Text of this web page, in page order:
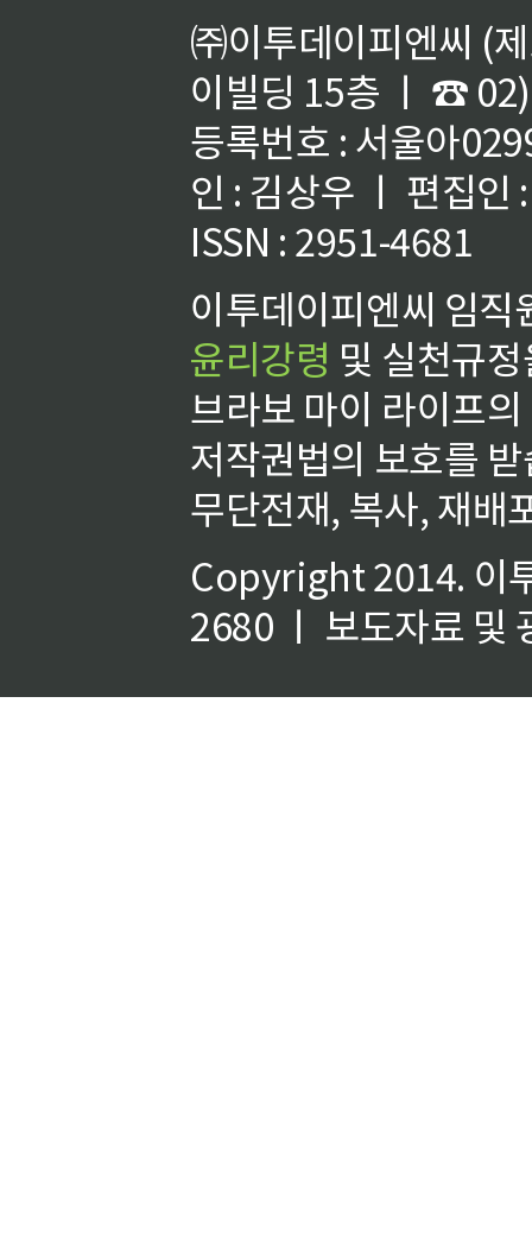
㈜이투데이피엔씨 (
이빌딩 15층 ㅣ ☎
등록번호 : 서울아
인 : 김상우 ㅣ 편집인
ISSN : 2951-4681
이투데이피엔씨 임
윤리강령 및 실천규
브라보 마이 라이프
저작권법의 보호를
무단전재, 복사, 재배
Copyright 2014. 이
2680 ㅣ 보도자료